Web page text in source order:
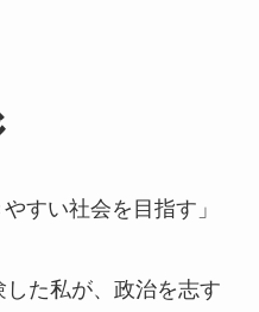
すい社会を目指す」
た私が、政治を志す